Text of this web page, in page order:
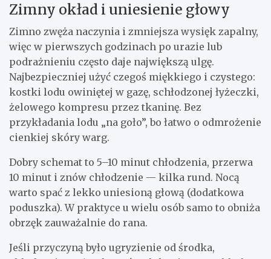
Zimny okład i uniesienie głowy
Zimno zwęża naczynia i zmniejsza wysięk zapalny,
więc w pierwszych godzinach po urazie lub
podrażnieniu często daje największą ulgę.
Najbezpieczniej użyć czegoś miękkiego i czystego:
kostki lodu owiniętej w gazę, schłodzonej łyżeczki,
żelowego kompresu przez tkaninę. Bez
przykładania lodu „na goło”, bo łatwo o odmrożenie
cienkiej skóry warg.
Dobry schemat to 5–10 minut chłodzenia, przerwa
10 minut i znów chłodzenie — kilka rund. Nocą
warto spać z lekko uniesioną głową (dodatkowa
poduszka). W praktyce u wielu osób samo to obniża
obrzęk zauważalnie do rana.
Jeśli przyczyną było ugryzienie od środka,